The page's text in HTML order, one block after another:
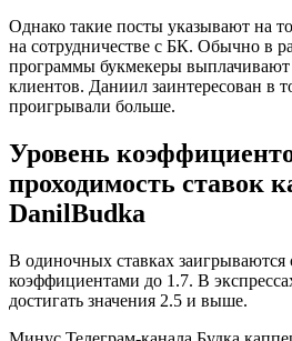
Однако такие посты указывают на
на сотрудничестве с БК. Обычно в
программы букмекеры
клиентов. Даниил заинтересован в
проигрывали больше.
Уровень
проходимость ставок
DanilBudka
В одиночных ставках заигрываются
коэффициентами до 1.7. В
достигать значения 2.5 и выше.